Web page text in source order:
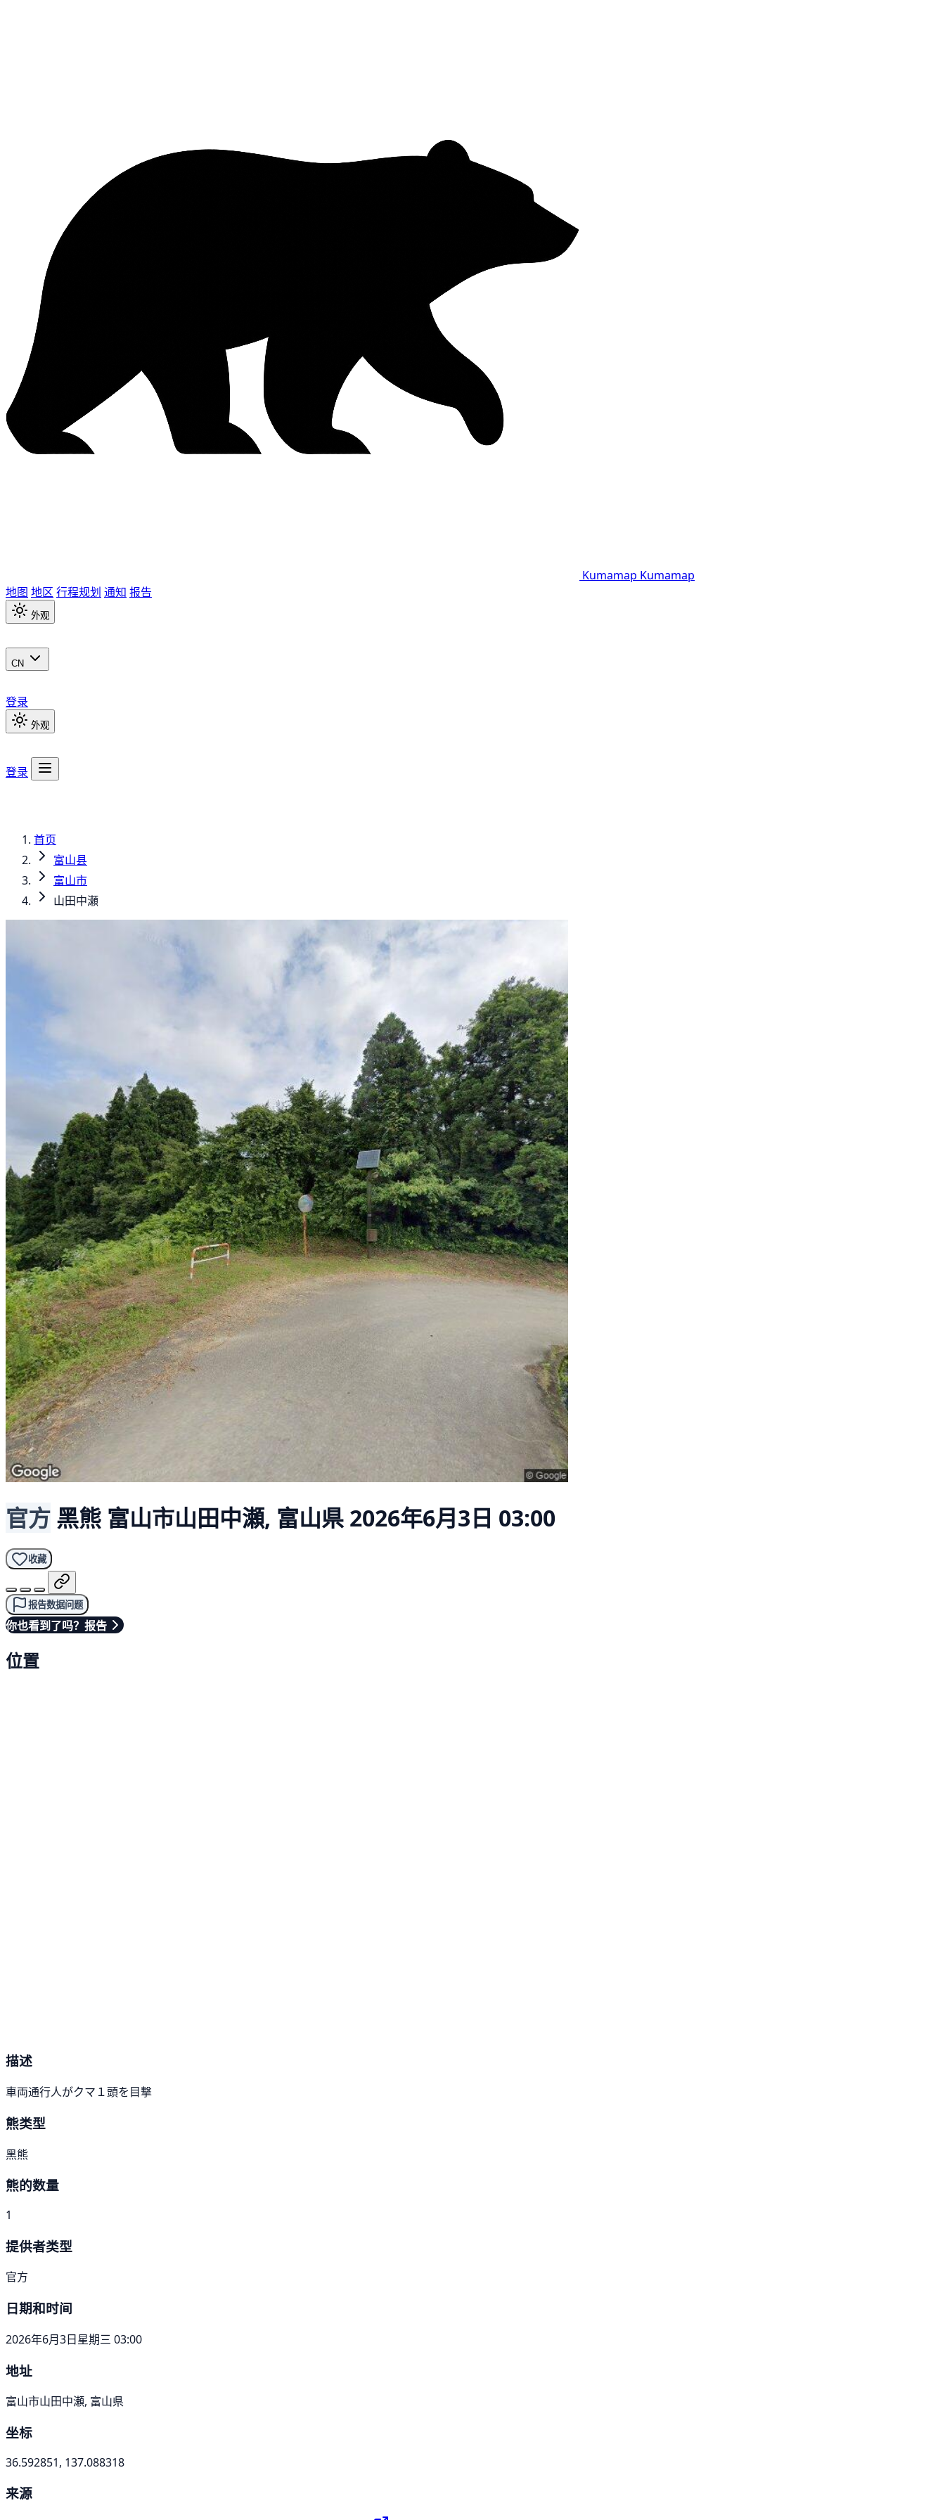
Kumamap Kumamap
地图 地区 行程规划 通知 报告
外观
CN
登录
外观
登录
首页
富山县
富山市
山田中瀬
官方 黑熊 富山市山田中瀬, 富山県 2026年6月3日 03:00
收藏
报告数据问题
你也看到了吗？报告
位置
描述
車両通行人がクマ１頭を目撃
熊类型
黑熊
熊的数量
1
提供者类型
官方
日期和时间
2026年6月3日星期三 03:00
地址
富山市山田中瀬, 富山県
坐标
36.592851, 137.088318
来源